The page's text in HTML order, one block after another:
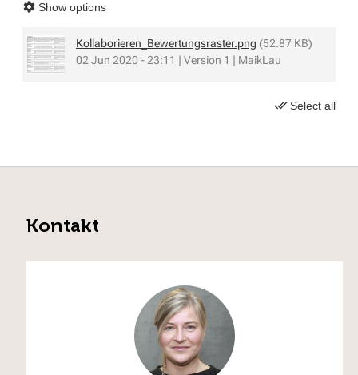
Show options
Kollaborieren_Bewertungsraster.png (52.87 KB)
02 Jun 2020 - 23:11 | Version 1 | MaikLau
Select all
Kontakt